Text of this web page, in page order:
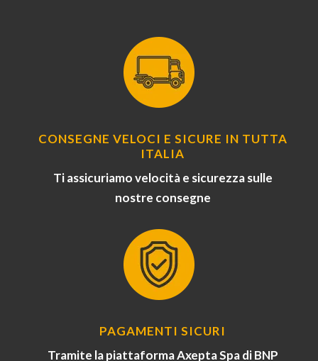
CONSEGNE VELOCI E SICURE IN TUTTA
ITALIA
Ti assicuriamo velocità e sicurezza sulle
nostre consegne
PAGAMENTI SICURI
Tramite la piattaforma Axepta Spa di BNP